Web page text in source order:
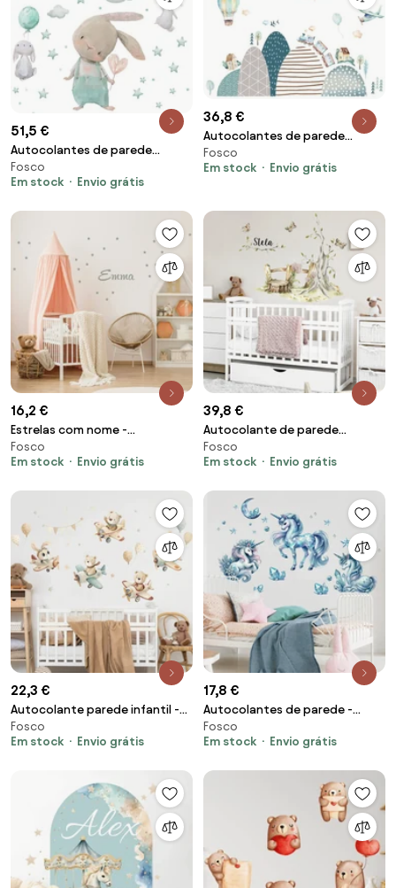
51,5 €
Autocolantes de parede
infantis – Coelhinhos com
estrelas em tons de menta
Fosco
Em stock
Envio grátis
36,8 €
Autocolantes de parede
infantil - Balões azuis e colinas
Fosco
Em stock
Envio grátis
16,2 €
Estrelas com nome -
autocolante
Fosco
Em stock
Envio grátis
39,8 €
Autocolante de parede
Woodland - Borboletas no
prado com o nome do bebé
Fosco
Em stock
Envio grátis
22,3 €
Autocolante parede infantil -
Animais em aviões
Fosco
Em stock
Envio grátis
17,8 €
Autocolantes de parede -
Unicórnios de cristal
Fosco
Em stock
Envio grátis